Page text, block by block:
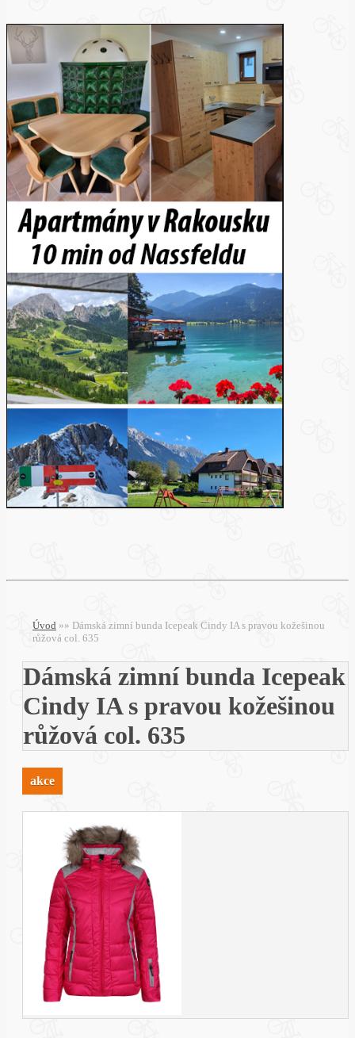
Úvod »» Dámská zimní bunda Icepeak Cindy IA s pravou kožešinou
růžová col. 635
Dámská zimní bunda Icepeak
Cindy IA s pravou kožešinou
růžová col. 635
akce